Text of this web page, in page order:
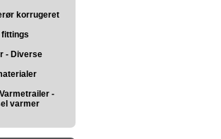
korrugeret
fittings
- Diverse
-
varmer